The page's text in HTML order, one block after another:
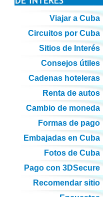
Viajar a Cuba
Circuitos por Cuba
Sitios de Interés
Consejos útiles
Cadenas hoteleras
Renta de autos
Cambio de moneda
Formas de pago
Embajadas en Cuba
Fotos de Cuba
Pago con 3DSecure
Recomendar sitio